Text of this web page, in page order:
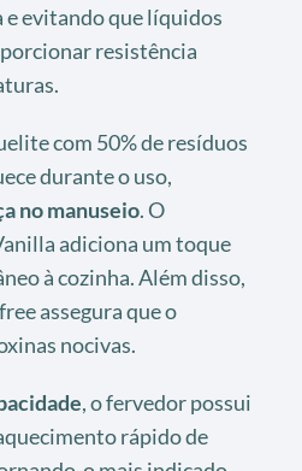
evitando que líquidos
resistência
com 50% de resíduos
durante o uso,
no manuseio. O
adiciona um toque
à cozinha. Além disso,
assegura que o
nocivas.
, o fervedor possui
rápido de